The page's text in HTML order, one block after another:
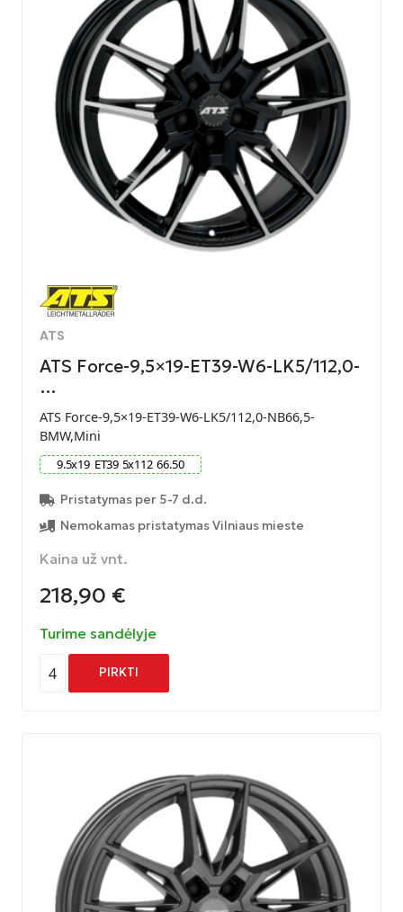
ATS
ATS Force-9,5×19-ET39-W6-LK5/112,0-
…
ATS Force-9,5×19-ET39-W6-LK5/112,0-NB66,5-
BMW,Mini
9.5x19 ET39 5x112 66.50
Pristatymas per 5-7 d.d.
Nemokamas pristatymas Vilniaus mieste
Kaina už vnt.
218,90 €
Turime sandėlyje
4 PIRKTI